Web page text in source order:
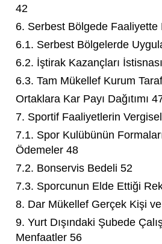
42
6. Serbest Bölgede
6.1. Serbest Bölgelerde
6.2. İştirak Kazançları
6.3. Tam Mükellef Kurum
Ortaklara Kar Payı Dağıtımı
7. Sportif Faaliyetlerin
7.1. Spor Kulübünün
Ödemeler 48
7.2. Bonservis Bedeli 52
7.3. Sporcunun Elde Ettiği
8. Dar Mükellef Gerçek Kişi
9. Yurt Dışındaki Şubede
Menfaatler 56